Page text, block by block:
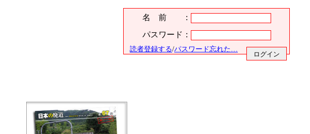
名 前 ：
パスワード：
読者登録する/パスワード忘れた…